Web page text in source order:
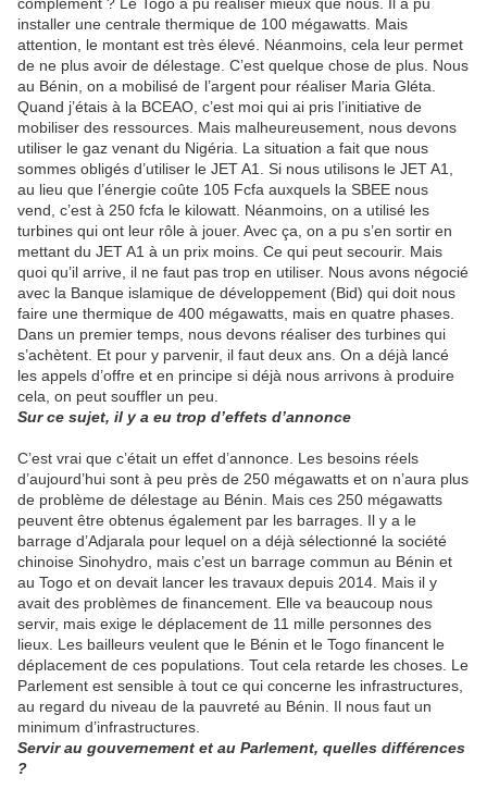
installer une centrale thermique de 100 mégawatts. Mais
attention, le montant est très élevé. Néanmoins, cela leur permet
de ne plus avoir de délestage. C’est quelque chose de plus. Nous
au Bénin, on a mobilisé de l’argent pour réaliser Maria Gléta.
Quand j’étais à la BCEAO, c’est moi qui ai pris l’initiative de
mobiliser des ressources. Mais malheureusement, nous devons
utiliser le gaz venant du Nigéria. La situation a fait que nous
sommes obligés d’utiliser le JET A1. Si nous utilisons le JET A1,
au lieu que l’énergie coûte 105 Fcfa auxquels la SBEE nous
vend, c’est à 250 fcfa le kilowatt. Néanmoins, on a utilisé les
turbines qui ont leur rôle à jouer. Avec ça, on a pu s’en sortir en
mettant du JET A1 à un prix moins. Ce qui peut secourir. Mais
quoi qu’il arrive, il ne faut pas trop en utiliser. Nous avons négocié
avec la Banque islamique de développement (Bid) qui doit nous
faire une thermique de 400 mégawatts, mais en quatre phases.
Dans un premier temps, nous devons réaliser des turbines qui
s’achètent. Et pour y parvenir, il faut deux ans. On a déjà lancé
les appels d’offre et en principe si déjà nous arrivons à produire
cela, on peut souffler un peu.
Sur ce sujet, il y a eu trop d’effets d’annonce
C’est vrai que c’était un effet d’annonce. Les besoins réels
d’aujourd’hui sont à peu près de 250 mégawatts et on n’aura plus
de problème de délestage au Bénin. Mais ces 250 mégawatts
peuvent être obtenus également par les barrages. Il y a le
barrage d’Adjarala pour lequel on a déjà sélectionné la société
chinoise Sinohydro, mais c’est un barrage commun au Bénin et
au Togo et on devait lancer les travaux depuis 2014. Mais il y
avait des problèmes de financement. Elle va beaucoup nous
servir, mais exige le déplacement de 11 mille personnes des
lieux. Les bailleurs veulent que le Bénin et le Togo financent le
déplacement de ces populations. Tout cela retarde les choses. Le
Parlement est sensible à tout ce qui concerne les infrastructures,
au regard du niveau de la pauvreté au Bénin. Il nous faut un
minimum d’infrastructures.
Servir au gouvernement et au Parlement, quelles différences
?